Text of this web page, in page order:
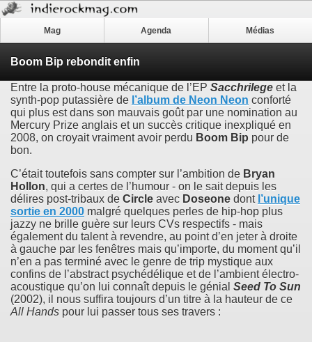
Mag Agenda Médias
Boom Bip rebondit enfin
Entre la proto-house mécanique de l’EP Sacchrilege et la
synth-pop putassière de l’album de Neon Neon conforté
qui plus est dans son mauvais goût par une nomination au
Mercury Prize anglais et un succès critique inexpliqué en
2008, on croyait vraiment avoir perdu Boom Bip pour de
bon.
C’était toutefois sans compter sur l’ambition de Bryan
Hollon, qui a certes de l’humour - on le sait depuis les
délires post-tribaux de Circle avec Doseone dont l’unique
sortie en 2000 malgré quelques perles de hip-hop plus
jazzy ne brille guère sur leurs CVs respectifs - mais
également du talent à revendre, au point d’en jeter à droite
à gauche par les fenêtres mais qu’importe, du moment qu’il
n’en a pas terminé avec le genre de trip mystique aux
confins de l’abstract psychédélique et de l’ambient électro-
acoustique qu’on lui connaît depuis le génial Seed To Sun
(2002), il nous suffira toujours d’un titre à la hauteur de ce
All Hands pour lui passer tous ses travers :